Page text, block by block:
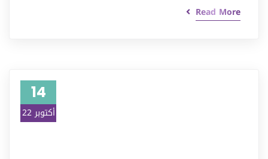
Read More
14
أكتوبر 22